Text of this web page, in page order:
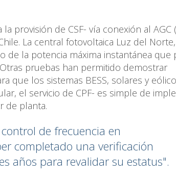
provisión de CSF- vía conexión al AGC
La central fotovoltaica Luz del
la potencia máxima instantánea que
pruebas han permitido demostrar
que los sistemas BESS, solares y
el servicio de CPF- es simple de
de planta.
de frecuencia en
completado una verificación
años para revalidar su estatus".